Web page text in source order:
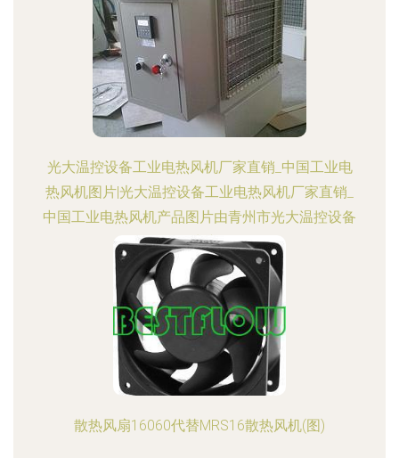
光大温控设备工业电热风机厂家直销_中国工业电
热风机图片|光大温控设备工业电热风机厂家直销_
中国工业电热风机产品图片由青州市光大温控设备
厂公司生产提供-
散热风扇16060代替MRS16散热风机(图)